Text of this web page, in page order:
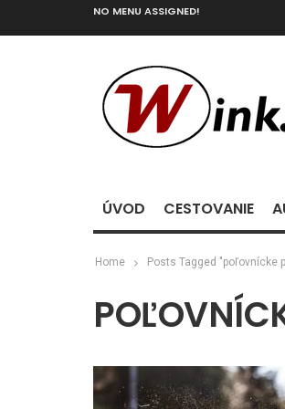
NO MENU ASSIGNED!
ÚVOD CESTOVANIE
Home Posts Tagged "poľovnícke